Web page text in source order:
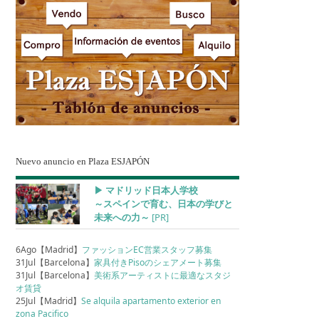
Nuevo anuncio en Plaza ESJAPÓN
▶︎ マドリッド日本人学校
～スペインで育む、日本の学びと
未来への力～ [PR]
6Ago【Madrid】 ファッションEC営業スタッフ募集
31Jul【Barcelona】家具付きPisoのシェアメート募集
31Jul【Barcelona】美術系アーティストに最適なスタジ
オ賃貸
25Jul【Madrid】Se alquila apartamento exterior en
zona Pacifico